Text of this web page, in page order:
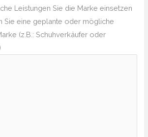
Leistungen Sie die Marke einsetzen
Sie eine geplante oder mögliche
(z.B.: Schuhverkäufer oder